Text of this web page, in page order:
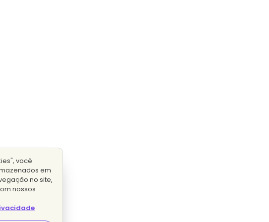
você
em
no site,
nossos